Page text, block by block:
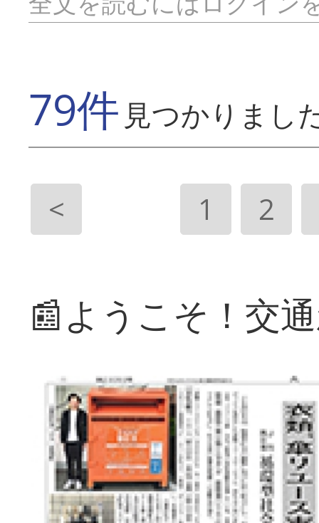
79件 見つかりまし
< 1 2
📰ようこそ！交